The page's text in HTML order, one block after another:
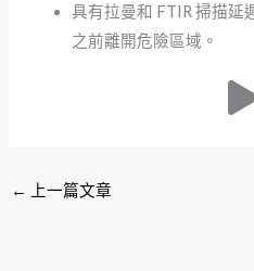
具有拉曼和 FTIR 掃描延
之前離開危險區域。
← 上一篇文章